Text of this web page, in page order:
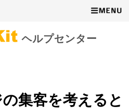
ヘルプセンター
集客を考えると